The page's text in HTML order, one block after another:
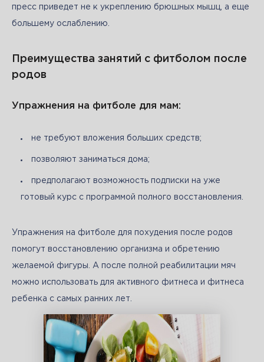
пресс приведет не к укреплению брюшных мышц, а еще
большему ослаблению.
Преимущества занятий с фитболом после
родов
Упражнения на фитболе для мам:
не требуют вложения больших средств;
позволяют заниматься дома;
предполагают возможность подписки на уже
готовый курс с программой полного восстановления.
Упражнения на фитболе для похудения после родов
помогут восстановлению организма и обретению
желаемой фигуры. А после полной реабилитации мяч
можно использовать для активного фитнеса и фитнеса
ребенка с самых ранних лет.